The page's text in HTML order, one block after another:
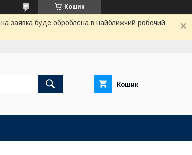
Кошик
заявка буде оброблена в найближчий робочий
Кошик